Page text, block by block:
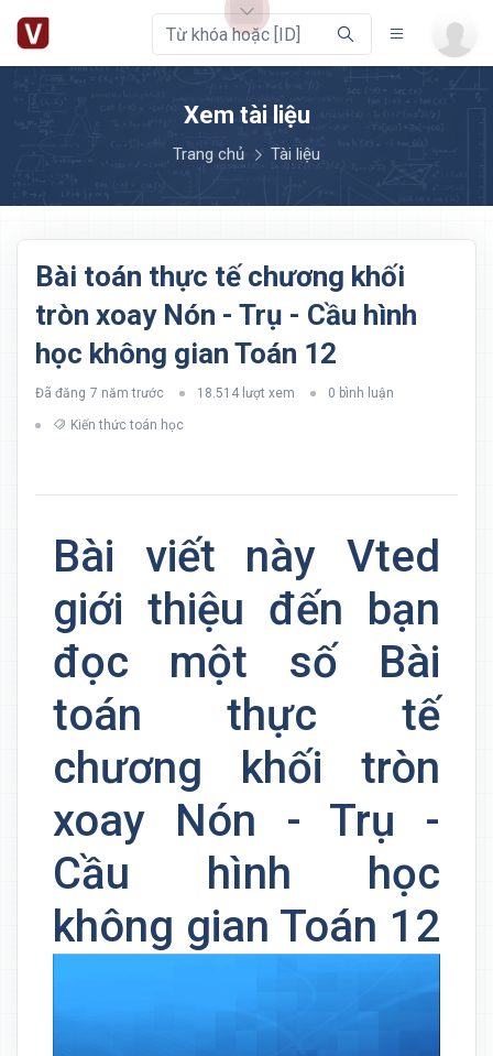
Xem tài liệu
Trang chủ Tài liệu
Bài toán thực tế chương khối
tròn xoay Nón - Trụ - Cầu hình
học không gian Toán 12
Đã đăng 7 năm trước 18.514 lượt xem 0 bình luận
Kiến thức toán học
Bài viết này Vted
giới thiệu đến bạn
đọc một số Bài
toán thực tế
chương khối tròn
xoay Nón - Trụ -
Cầu hình học
không gian Toán 12